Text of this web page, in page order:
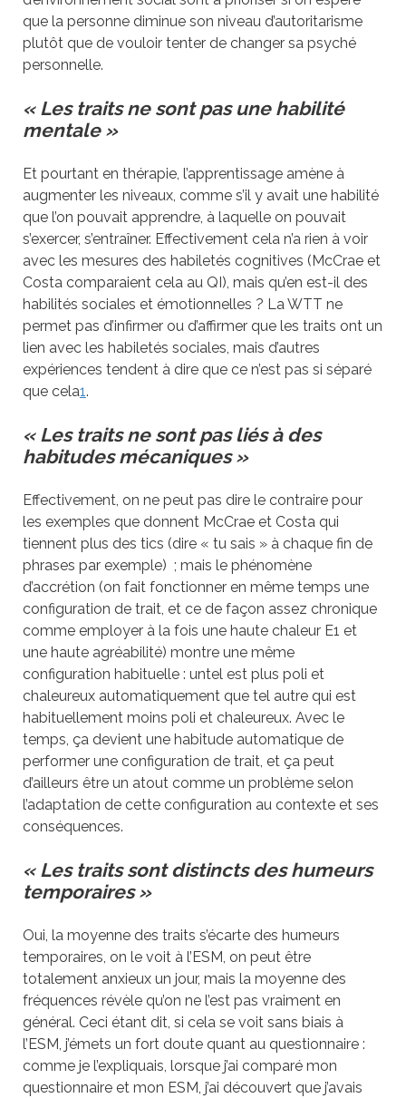
que la personne diminue son niveau d’autoritarisme
plutôt que de vouloir tenter de changer sa psyché
personnelle.
« Les traits ne sont pas une habilité
mentale »
Et pourtant en thérapie, l’apprentissage amène à
augmenter les niveaux, comme s’il y avait une habilité
que l’on pouvait apprendre, à laquelle on pouvait
s’exercer, s’entraîner. Effectivement cela n’a rien à voir
avec les mesures des habiletés cognitives (McCrae et
Costa comparaient cela au QI), mais qu’en est-il des
habilités sociales et émotionnelles ? La WTT ne
permet pas d’infirmer ou d’affirmer que les traits ont un
lien avec les habiletés sociales, mais d’autres
expériences tendent à dire que ce n’est pas si séparé
que cela1.
« Les traits ne sont pas liés à des
habitudes mécaniques »
Effectivement, on ne peut pas dire le contraire pour
les exemples que donnent McCrae et Costa qui
tiennent plus des tics (dire « tu sais » à chaque fin de
phrases par exemple) ; mais le phénomène
d’accrétion (on fait fonctionner en même temps une
configuration de trait, et ce de façon assez chronique
comme employer à la fois une haute chaleur E1 et
une haute agréabilité) montre une même
configuration habituelle : untel est plus poli et
chaleureux automatiquement que tel autre qui est
habituellement moins poli et chaleureux. Avec le
temps, ça devient une habitude automatique de
performer une configuration de trait, et ça peut
d’ailleurs être un atout comme un problème selon
l’adaptation de cette configuration au contexte et ses
conséquences.
« Les traits sont distincts des humeurs
temporaires »
Oui, la moyenne des traits s’écarte des humeurs
temporaires, on le voit à l’ESM, on peut être
totalement anxieux un jour, mais la moyenne des
fréquences révèle qu’on ne l’est pas vraiment en
général. Ceci étant dit, si cela se voit sans biais à
l’ESM, j’émets un fort doute quant au questionnaire :
comme je l’expliquais, lorsque j’ai comparé mon
questionnaire et mon ESM, j’ai découvert que j’avais